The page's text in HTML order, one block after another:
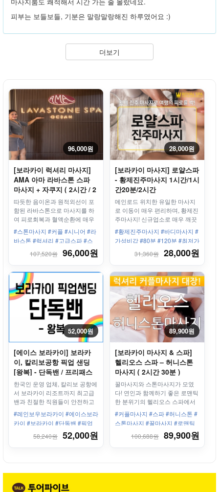
피부는 보들보들, 기분은 말랑말랑해진 하루였어요 :)
더보기
96,000원
[보라카이 럭셔리 마사지]
AMA 아마 라바스톤 스파
마사지 + 자쿠지 ( 2시간 / 2
시간 30분 ) - 오션클럽점
따듯한 음이온과 원적외선이 포
함된 라바스톤으로 마사지를 하
여 피로회복과 혈액순환에 매우
좋습니다.
#스톤마사지 #커플 #시니어 #라
바스톤 #럭셔리 #고급스파 #스
테이션3 #용암석 #피로회복 #자
쿠지 #오리지널
107,520원 96,000원
28,000원
[보라카이 마사지] 로얄스파
- 황제진주마사지 1시간/1시
간20분/2시간
메인로드 위치한 유일한 마사지
로 이동이 매우 편리하며, 황제진
주마사지! 신규업소로 매우 깨끗
합니다.
#황제진주마사지 #바디마사지 #
가성비갑 #80분 #120분 #최저가
마사지! #화이트비치 #스테이션
3 #커플 #가족 #남자끼리 #여성
31,360원 28,000원
52,000원
[에이스 보라카이] 보라카
이, 칼리보공항 픽업 샌딩
[왕복] - 단독밴 / 프리패스
한국인 운영 업체, 칼리보 공항에
서 보라카이 리조트까지 최고급
밴과 친절한 직원들이 안전하고
편안하게 모십니다.
#레인보우보라카이 #에이스보라
카이 #보라카이 #단독밴 #픽업
샌딩 #왕복 #칼리보공항 #보라
카이리조트 #한인업체 #최고의
58,240원 52,000원
89,900원
[보라카이 마사지 & 스파]
헬리오스 스파 – 허니스톤
마사지 ( 2시간 30분 )
꿀마사지와 스톤마사지가 모였
다! 연인과 함께하기 좋은 로맨틱
한 분위기의 헬리오스 스파에서
즐거운 시간 보내주세요~
#커플마사지 #스파 #허니스톤 #
스톤마사지 #꿀마사지 #로맨틱
#왕복픽업샌딩 #2시간 #샤워 #
세탁 #전용수영장
100,688원 89,900원